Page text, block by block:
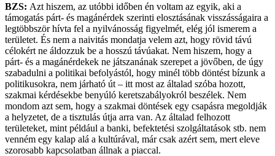
BZS: Azt hiszem, az utóbbi időben én voltam az egyik, aki a
támogatás párt- és magánérdek szerinti elosztásának visszásságaira a
legtöbbször hívta fel a nyilvánosság figyelmét, elég jól ismerem a
területet. És nem a naivitás mondatja velem azt, hogy rövid távú
célokért ne áldozzuk be a hosszú távúakat. Nem hiszem, hogy a
párt- és a magánérdekek ne játszanának szerepet a jövőben, de úgy
szabadulni a politikai befolyástól, hogy minél több döntést bízunk a
politikusokra, nem járható út – itt most az általad szóba hozott,
szakmai kérdésekbe benyúló keretszabályokról beszélek. Nem
mondom azt sem, hogy a szakmai döntések egy csapásra megoldják
a helyzetet, de a tisztulás útja arra van. Az általad felhozott
területeket, mint például a banki, befektetési szolgáltatások stb. nem
venném egy kalap alá a kultúrával, már csak azért sem, mert eleve
szorosabb kapcsolatban állnak a piaccal.